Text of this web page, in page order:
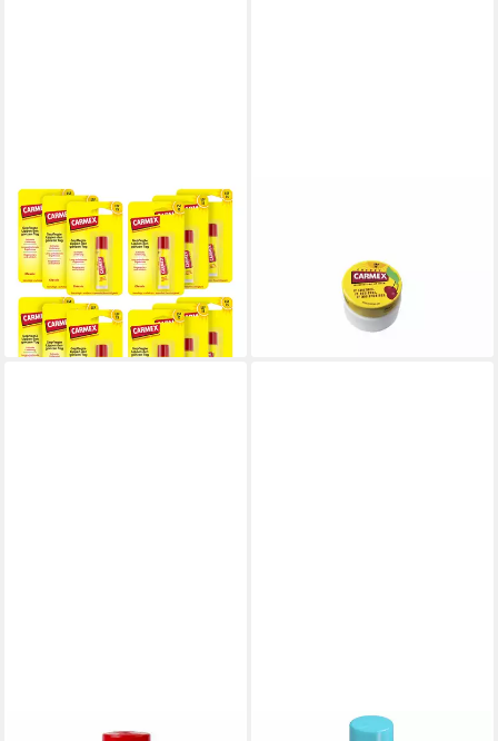
CARMEX
Lippenpflegestift Carmex
Classic Stick - 12 x 4,25g
26,90 €
lieferbar - in 2-3 Werktagen bei dir
(1.528,00 €/ 1 kg)
lieferbar - in 8-10 Werktagen bei